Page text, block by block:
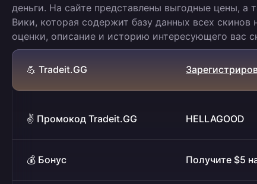
деньги. На сайте представлены выгодные цены, а
Вики, которая содержит базу данных всех
оценки, описание и историю интересующего вас
💪 Tradeit.GG
✌️ Промокод Tradeit.GG HELLAGOOD
💰 Бонус Получите $5